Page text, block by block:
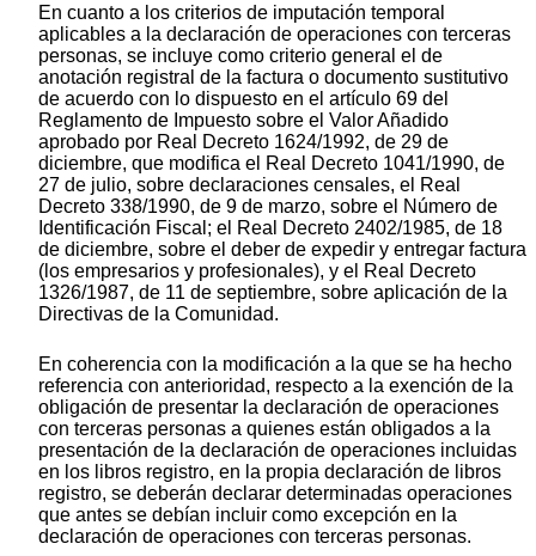
En cuanto a los criterios de imputación temporal
aplicables a la declaración de operaciones con terceras
personas, se incluye como criterio general el de
anotación registral de la factura o documento sustitutivo
de acuerdo con lo dispuesto en el artículo 69 del
Reglamento de Impuesto sobre el Valor Añadido
aprobado por Real Decreto 1624/1992, de 29 de
diciembre, que modifica el Real Decreto 1041/1990, de
27 de julio, sobre declaraciones censales, el Real
Decreto 338/1990, de 9 de marzo, sobre el Número de
Identificación Fiscal; el Real Decreto 2402/1985, de 18
de diciembre, sobre el deber de expedir y entregar factura
(los empresarios y profesionales), y el Real Decreto
1326/1987, de 11 de septiembre, sobre aplicación de la
Directivas de la Comunidad.
En coherencia con la modificación a la que se ha hecho
referencia con anterioridad, respecto a la exención de la
obligación de presentar la declaración de operaciones
con terceras personas a quienes están obligados a la
presentación de la declaración de operaciones incluidas
en los libros registro, en la propia declaración de libros
registro, se deberán declarar determinadas operaciones
que antes se debían incluir como excepción en la
declaración de operaciones con terceras personas.